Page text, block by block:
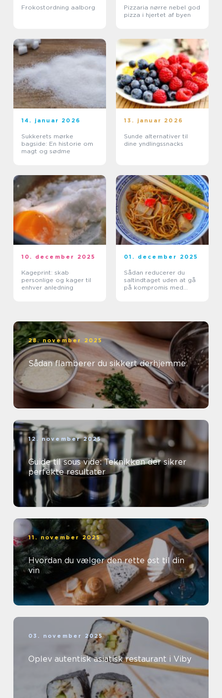
Frokostordning aalborg
Pizzaria nørre nebel god
pizza i hjertet af byen
14. januar 2026
Sukkerets mørke
bagside: En historie om
magt og sødme
13. januar 2026
Sunde alternativer til
dine yndlingssnacks
10. december 2025
Kageprint: skab
personlige og kager til
enhver anledning
01. december 2025
Sådan reducerer du
saltindtaget uden at gå
på kompromis med
28. november 2025
Sådan flamberer du sikkert derhjemme
12. november 2025
Guide til sous vide: Teknikken der sikrer
perfekte resultater
11. november 2025
Hvordan du vælger den rette ost til din
vin
03. november 2025
Oplev autentisk asiatisk restaurant i Viby